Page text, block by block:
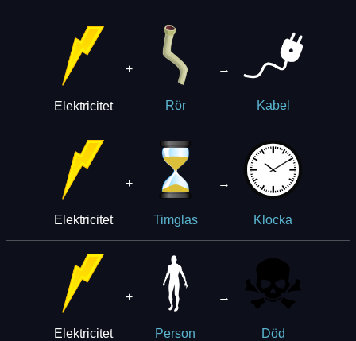
Elektricitet
+
Rör
→
Kabel
Elektricitet
+
Timglas
→
Klocka
Elektricitet
+
Person
→
Död